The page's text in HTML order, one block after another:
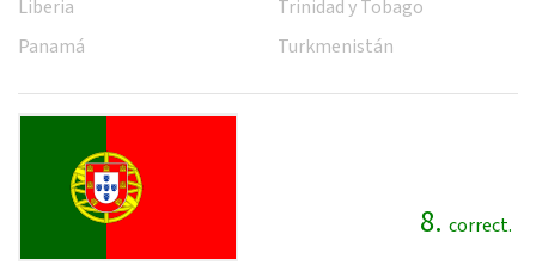
Liberia
Panamá
Trinidad y Tobago
Turkmenistán
8. correct.